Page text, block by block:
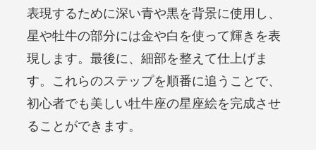
表現するために深い青や黒を背景に使用し、
星や牡牛の部分には金や白を使って輝きを表
現します。最後に、細部を整えて仕上げま
す。これらのステップを順番に追うことで、
初心者でも美しい牡牛座の星座絵を完成させ
ることができます。